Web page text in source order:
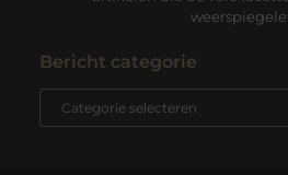
Bericht categorie